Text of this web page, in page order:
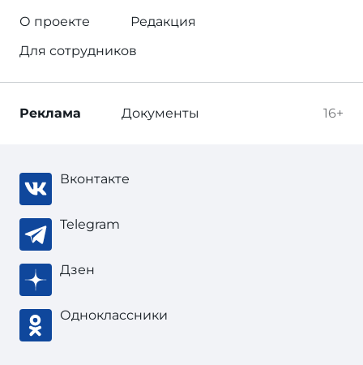
О проекте
Редакция
Для сотрудников
16+
Реклама Документы
Вконтакте
Telegram
Дзен
Одноклассники